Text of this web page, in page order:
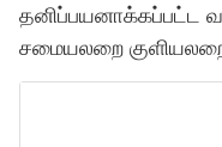
தனிப்பயனாக்கப்பட்ட
சமையலறை
சிலிகான் முத்திரை